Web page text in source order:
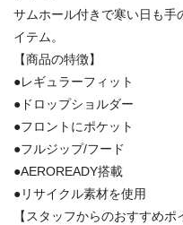
サムホール付きで寒い日も手
イテム。
【商品の特徴】
●レギュラーフィット
●ドロップショルダー
●フロントにポケット
●フルジップ/フード
●AEROREADY搭載
●リサイクル素材を使用
【スタッフからのおすすめポ